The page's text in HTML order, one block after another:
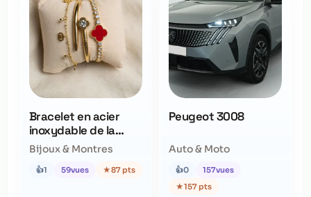
Bracelet en acier
inoxydable de la
marque cartier,van
cleef et gucci
Bijoux & Montres
👍1 59vues ★87 pts
Peugeot 3008
Auto & Moto
👍0 157vues
★157 pts